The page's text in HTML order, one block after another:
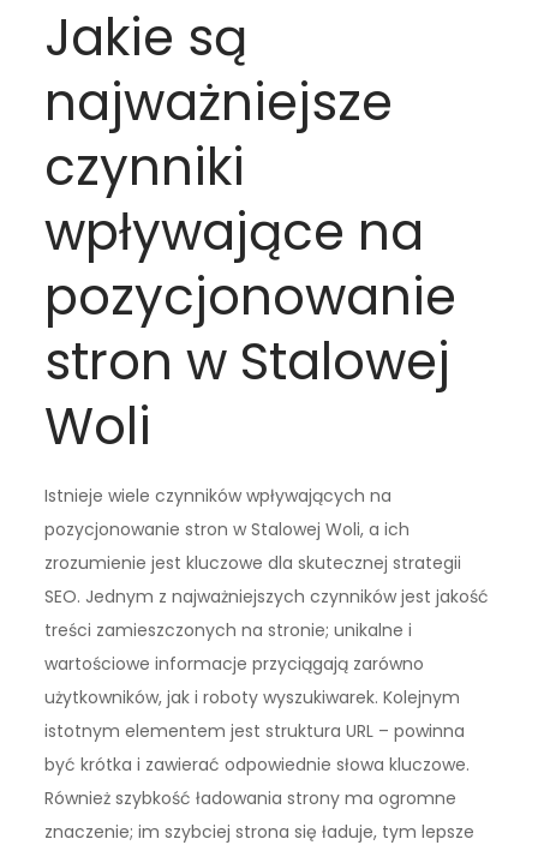
Jakie są
najważniejsze
czynniki
wpływające na
pozycjonowanie
stron w Stalowej
Woli
Istnieje wiele czynników wpływających na
pozycjonowanie stron w Stalowej Woli, a ich
zrozumienie jest kluczowe dla skutecznej strategii
SEO. Jednym z najważniejszych czynników jest jakość
treści zamieszczonych na stronie; unikalne i
wartościowe informacje przyciągają zarówno
użytkowników, jak i roboty wyszukiwarek. Kolejnym
istotnym elementem jest struktura URL – powinna
być krótka i zawierać odpowiednie słowa kluczowe.
Również szybkość ładowania strony ma ogromne
znaczenie; im szybciej strona się ładuje, tym lepsze